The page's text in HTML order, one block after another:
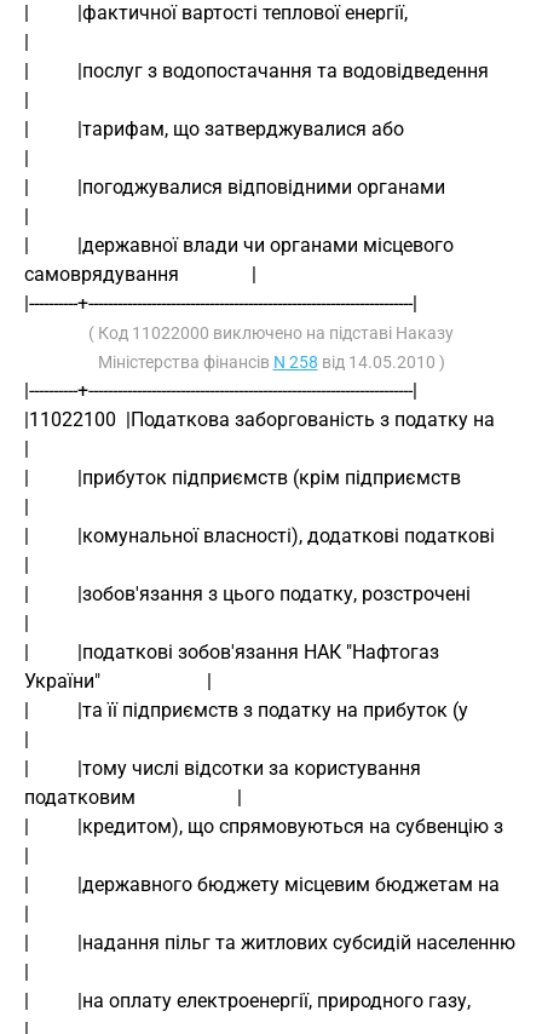
|          |фактичної вартості теплової енергії,
|
|          |послуг з водопостачання та водовідведення
|
|          |тарифам, що затверджувалися або
|
|          |погоджувалися відповідними органами
|
|          |державної влади чи органами місцевого
самоврядування               |
|----------+-------------------------------------------------------------------|
( Код 11022000 виключено на підставі Наказу
Міністерства фінансів N 258 від 14.05.2010 )
|----------+-------------------------------------------------------------------|
|11022100  |Податкова заборгованість з податку на
|
|          |прибуток підприємств (крім підприємств
|
|          |комунальної власності), додаткові податкові
|
|          |зобов'язання з цього податку, розстрочені
|
|          |податкові зобов'язання НАК "Нафтогаз
України"                      |
|          |та її підприємств з податку на прибуток (у
|
|          |тому числі відсотки за користування
податковим                     |
|          |кредитом), що спрямовуються на субвенцію з
|
|          |державного бюджету місцевим бюджетам на
|
|          |надання пільг та житлових субсидій населенню
|
|          |на оплату електроенергії, природного газу,